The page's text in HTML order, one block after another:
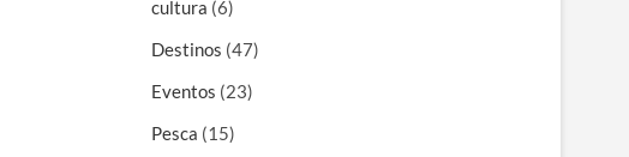
cultura (6)
Destinos (47)
Eventos (23)
Pesca (15)